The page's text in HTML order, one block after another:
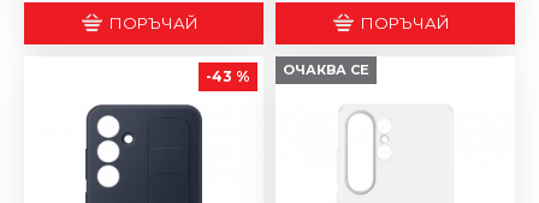
ПОРЪЧАЙ ПОРЪЧАЙ
-43 % ОЧАКВА СЕ